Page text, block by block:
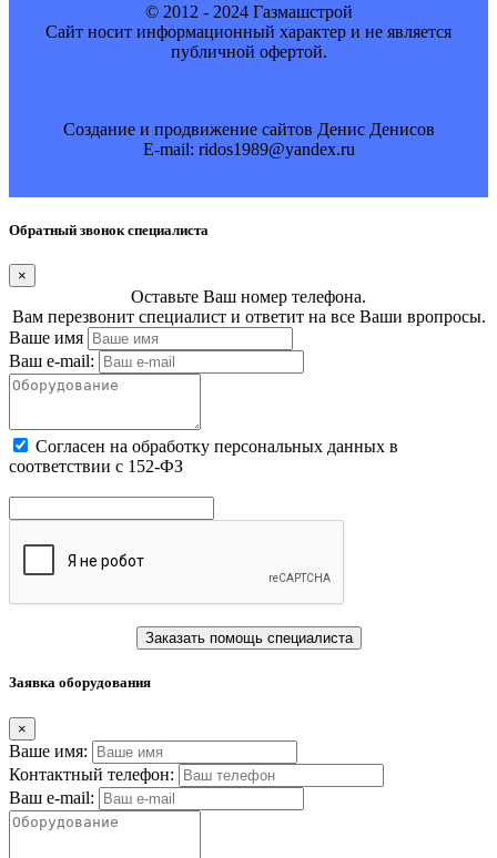
© 2012 - 2024 Газмашстрой
Cайт носит информационный характер и не является
публичной офертой.
Создание и продвижение сайтов Денис Денисов
E-mail: ridos1989@yandex.ru
Обратный звонок специалиста
×
Оставьте Ваш номер телефона.
Вам перезвонит специалист и ответит на все Ваши вропросы.
Ваше имя
Ваш e-mail:
Cогласен на обработку персональных данных в
соответствии с 152-ФЗ
Заказать помощь специалиста
Заявка оборудования
×
Ваше имя:
Контактный телефон:
Ваш e-mail: